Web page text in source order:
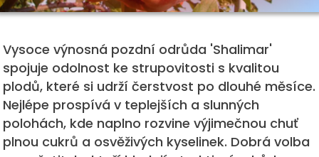
Vysoce výnosná pozdní odrůda 'Shalimar'
spojuje odolnost ke strupovitosti s kvalitou
plodů, které si udrží čerstvost po dlouhé měsíce.
Nejlépe prospívá v teplejších a slunných
polohách, kde naplno rozvine výjimečnou chuť
plnou cukrů a osvěživých kyselinek. Dobrá volba